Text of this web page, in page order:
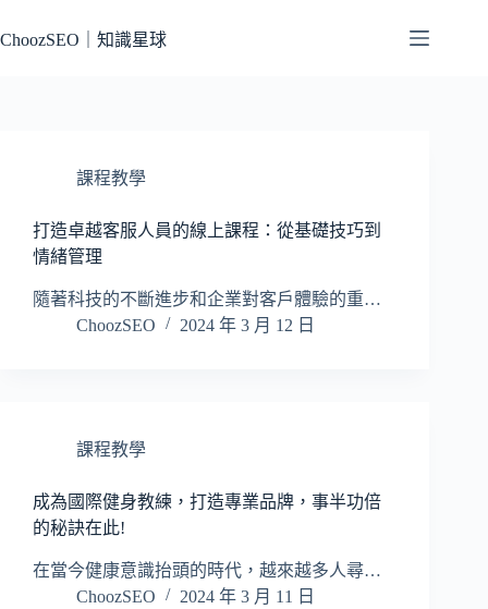
至
ChoozSEO｜知識星球
課程教學
打造卓越客服人員的線上課程：從基礎技巧到
情緒管理
隨著科技的不斷進步和企業對客戶體驗的重…
ChoozSEO
2024 年 3 月 12 日
課程教學
成為國際健身教練，打造專業品牌，事半功倍
的秘訣在此!
在當今健康意識抬頭的時代，越來越多人尋…
ChoozSEO
2024 年 3 月 11 日